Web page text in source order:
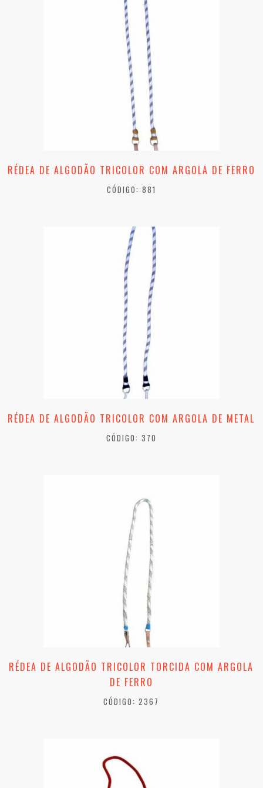
RÉDEA DE ALGODÃO TRICOLOR COM ARGOLA DE FERRO
CÓDIGO: 881
RÉDEA DE ALGODÃO TRICOLOR COM ARGOLA DE METAL
CÓDIGO: 370
RÉDEA DE ALGODÃO TRICOLOR TORCIDA COM ARGOLA
DE FERRO
CÓDIGO: 2367